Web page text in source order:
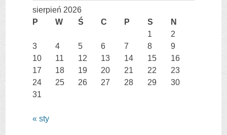
sierpień 2026
P
W Ś C P S
N
1
2
3
4 5 6 7 8
9
10
11 12 13 14 15
16
17
18 19 20 21 22
23
24
25 26 27 28 29
30
31
« sty